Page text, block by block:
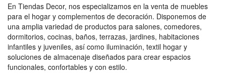
En Tiendas Decor, nos especializamos en la venta de muebles
para el hogar y complementos de decoración. Disponemos de
una amplia variedad de productos para salones, comedores,
dormitorios, cocinas, baños, terrazas, jardines, habitaciones
infantiles y juveniles, así como iluminación, textil hogar y
soluciones de almacenaje diseñados para crear espacios
funcionales, confortables y con estilo.